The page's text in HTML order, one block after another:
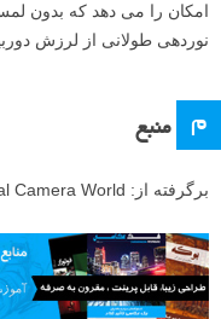
امکان را می دهد که بدون
نوردهی طولانی از لرزش
م منبع
برگرفته از: Digital Camera World